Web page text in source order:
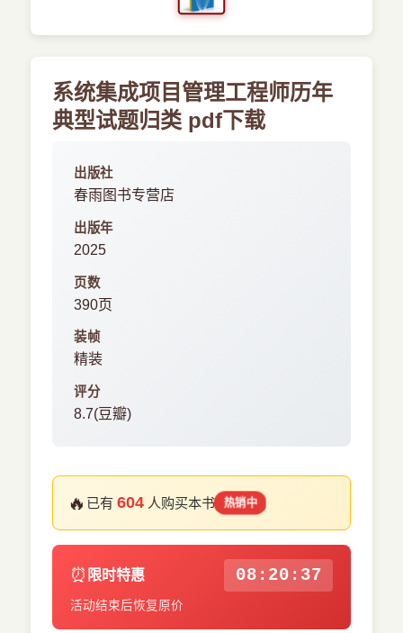
系统集成项目管理工程师历年
典型试题归类 pdf下载
出版社
春雨图书专营店
出版年
2025
页数
390页
装帧
精装
评分
8.7(豆瓣)
🔥 已有604 人购买本书 热销中
⏰ 限时特惠 08:20:37
活动结束后恢复原价